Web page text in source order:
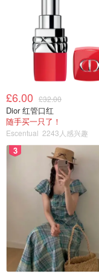
£6.00 £32.00
Dior 红管口红
随手买一只了！
Escentual 2243人感兴趣
3